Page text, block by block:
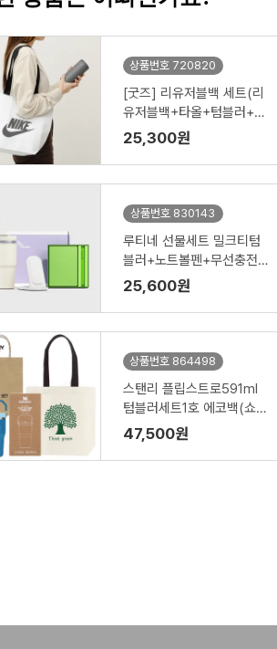
상품번호 720820
[굿즈] 리유저블백 세트(리
유저블백+타올+텀블러+공
기청정기)
25,300원
상품번호 830143
루티네 선물세트 밀크티텀
블러+노트볼펜+무선충전
기
25,600원
상품번호 864498
스탠리 플립스트로591ml
텀블러세트1호 에코백(쇼핑
백포함)
47,500원